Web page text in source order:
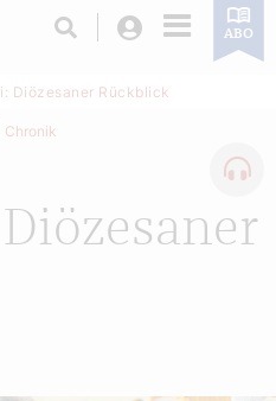
Login ABO
Diözesaner Rückblick
Chronik